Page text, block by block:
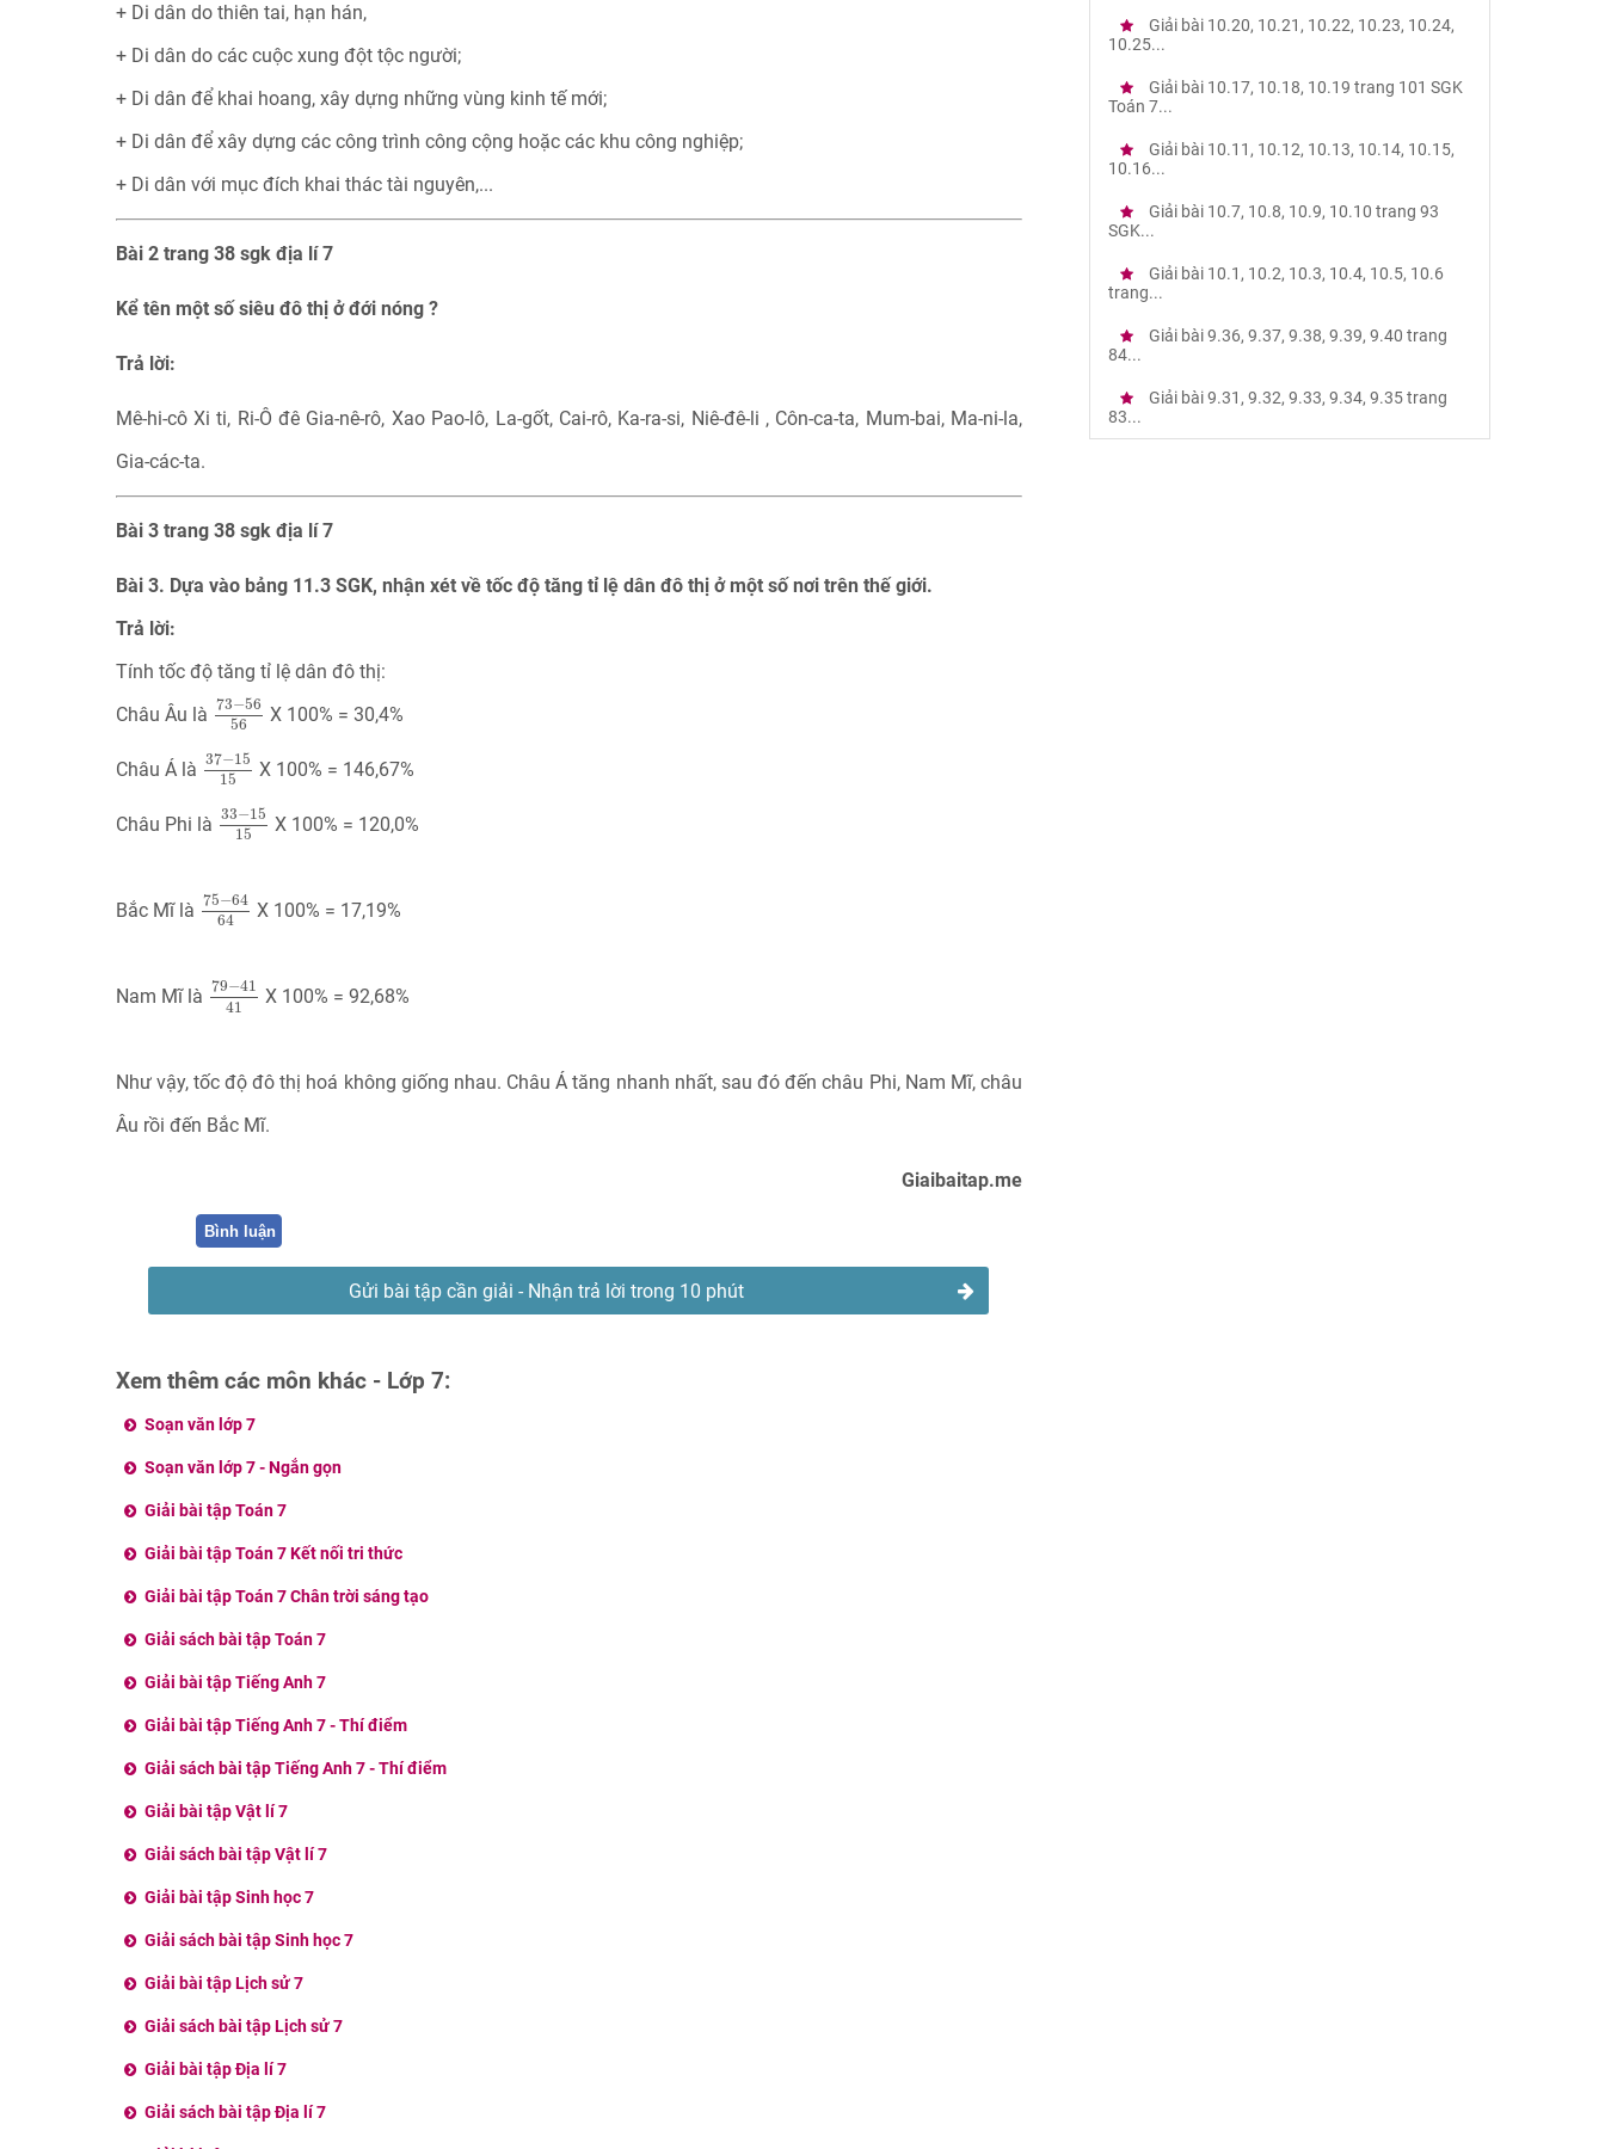
+ Di dân do thiên tai, hạn hán,
+ Di dân do các cuộc xung đột tộc người;
+ Di dân để khai hoang, xây dựng những vùng kinh tế mới;
+ Di dân để xây dựng các công trình công cộng hoặc các khu công nghiệp;
+ Di dân với mục đích khai thác tài nguyên,...
Bài 2 trang 38 sgk địa lí 7
Kể tên một số siêu đô thị ở đới nóng ?
Trả lời:
Mê-hi-cô Xi ti, Ri-Ô đê Gia-nê-rô, Xao Pao-lô, La-gốt, Cai-rô, Ka-ra-si, Niê-đê-li , Côn-ca-ta, Mum-bai, Ma-ni-la,
Gia-các-ta.
Bài 3 trang 38 sgk địa lí 7
Bài 3. Dựa vào bảng 11.3 SGK, nhận xét về tốc độ tăng tỉ lệ dân đô thị ở một số nơi trên thế giới.
Trả lời:
Tính tốc độ tăng tỉ lệ dân đô thị:
Châu Âu là 73−56
56
73−56
X 100% = 30,4%
Châu Á là 37−15
15
37−15
X 100% = 146,67%
Châu Phi là 33−15
15
33−15
X 100% = 120,0%
Bắc Mĩ là 75−64
64
75−64
X 100% = 17,19%
Nam Mĩ là 79−41
41
79−41
X 100% = 92,68%
Như vậy, tốc độ đô thị hoá không giống nhau. Châu Á tăng nhanh nhất, sau đó đến châu Phi, Nam Mĩ, châu
Âu rồi đến Bắc Mĩ.
Giaibaitap.me
Bình luận
Gửi bài tập cần giải - Nhận trả lời trong 10 phút
Xem thêm các môn khác - Lớp 7:
Soạn văn lớp 7
Soạn văn lớp 7 - Ngắn gọn
Giải bài tập Toán 7
Giải bài tập Toán 7 Kết nối tri thức
Giải bài tập Toán 7 Chân trời sáng tạo
Giải sách bài tập Toán 7
Giải bài tập Tiếng Anh 7
Giải bài tập Tiếng Anh 7 - Thí điểm
Giải sách bài tập Tiếng Anh 7 - Thí điểm
Giải bài tập Vật lí 7
Giải sách bài tập Vật lí 7
Giải bài tập Sinh học 7
Giải sách bài tập Sinh học 7
Giải bài tập Lịch sử 7
Giải sách bài tập Lịch sử 7
Giải bài tập Địa lí 7
Giải sách bài tập Địa lí 7
Giải bài 10.20, 10.21, 10.22, 10.23, 10.24,
10.25...
Giải bài 10.17, 10.18, 10.19 trang 101 SGK
Toán 7...
Giải bài 10.11, 10.12, 10.13, 10.14, 10.15,
10.16...
Giải bài 10.7, 10.8, 10.9, 10.10 trang 93
SGK...
Giải bài 10.1, 10.2, 10.3, 10.4, 10.5, 10.6
trang...
Giải bài 9.36, 9.37, 9.38, 9.39, 9.40 trang
84...
Giải bài 9.31, 9.32, 9.33, 9.34, 9.35 trang
83...